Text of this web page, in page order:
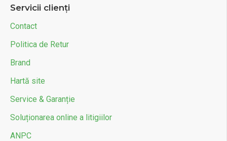
Servicii clienți
Contact
Politica de Retur
Brand
Hartă site
Service & Garanție
Soluționarea online a litigiilor
ANPC